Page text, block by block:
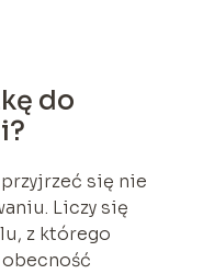
do
się nie
Liczy się
z którego